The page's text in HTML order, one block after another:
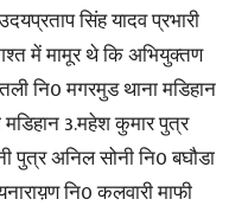
सिंह यादव प्रभारी
गश्त में मामूर थे कि अभियुक्तण
नि0 मगरमुड थाना मडिहान
3.महेश कुमार पुत्र
पुत्र अनिल सोनी नि0 बघौडा
नि0 कलवारी माफी